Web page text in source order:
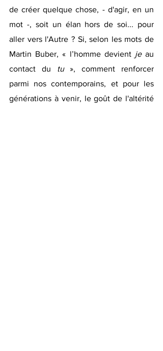
de créer quelque chose, - d'agir, en un
mot -, soit un élan hors de soi... pour
aller vers l'Autre ? Si, selon les mots de
Martin Buber, « l’homme devient je au
contact du tu », comment renforcer
parmi nos contemporains, et pour les
générations à venir, le goût de l'altérité